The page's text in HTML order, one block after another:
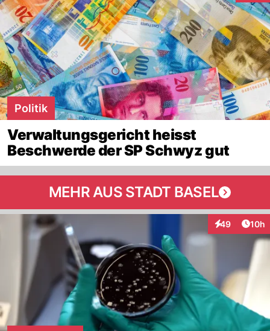
Politik
Verwaltungsgericht heisst
Beschwerde der SP Schwyz gut
MEHR AUS STADT BASEL
49
Interaktionen
10h